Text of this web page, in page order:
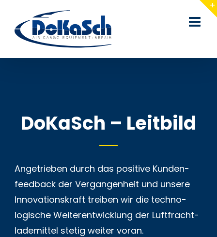
Inhalt
springen
DoKaSch – Leitbild
Angetrieben durch das positive Kunden­­­
feedback der Vergangen­­­­heit und unsere
Innovations­­­kraft treiben wir die techno­­­
logische Weiter­­­entwicklung der Luftfracht­­­
lademittel stetig weiter voran.